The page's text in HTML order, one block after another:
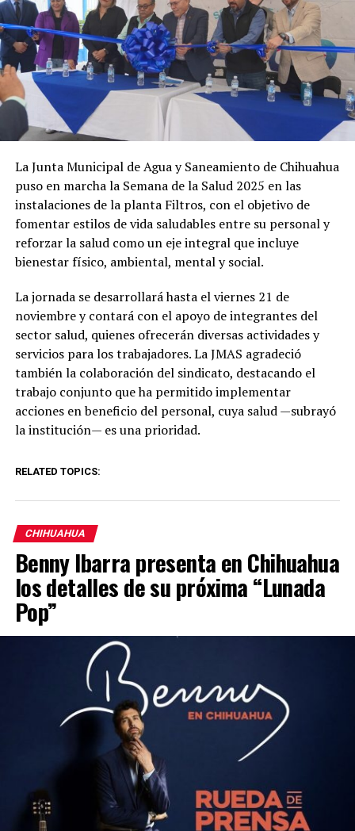
La Junta Municipal de Agua y Saneamiento de Chihuahua
puso en marcha la Semana de la Salud 2025 en las
instalaciones de la planta Filtros, con el objetivo de
fomentar estilos de vida saludables entre su personal y
reforzar la salud como un eje integral que incluye
bienestar físico, ambiental, mental y social.
La jornada se desarrollará hasta el viernes 21 de
noviembre y contará con el apoyo de integrantes del
sector salud, quienes ofrecerán diversas actividades y
servicios para los trabajadores. La JMAS agradeció
también la colaboración del sindicato, destacando el
trabajo conjunto que ha permitido implementar
acciones en beneficio del personal, cuya salud —subrayó
la institución— es una prioridad.
RELATED TOPICS:
CHIHUAHUA
Benny Ibarra presenta en Chihuahua
los detalles de su próxima “Lunada
Pop”